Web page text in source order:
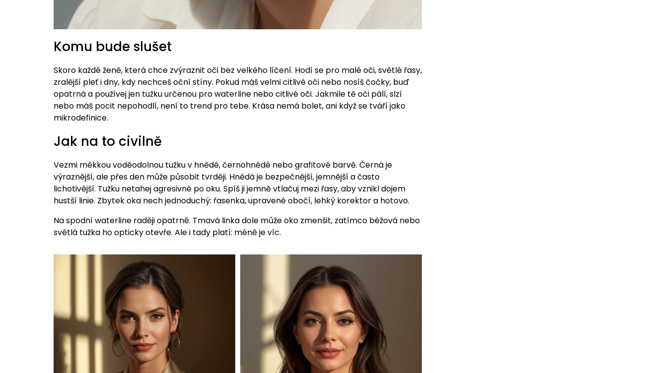
Komu bude slušet
Skoro každé ženě, která chce zvýraznit oči bez velkého líčení. Hodí se pro malé oči, světlé řasy,
zralější pleť i dny, kdy nechceš oční stíny. Pokud máš velmi citlivé oči nebo nosíš čočky, buď
opatrná a používej jen tužku určenou pro waterline nebo citlivé oči. Jakmile tě oči pálí, slzí
nebo máš pocit nepohodlí, není to trend pro tebe. Krása nemá bolet, ani když se tváří jako
mikrodefinice.
Jak na to civilně
Vezmi měkkou voděodolnou tužku v hnědé, černohnědé nebo grafitové barvě. Černá je
výraznější, ale přes den může působit tvrději. Hnědá je bezpečnější, jemnější a často
lichotivější. Tužku netahej agresivně po oku. Spíš ji jemně vtlačuj mezi řasy, aby vznikl dojem
hustší linie. Zbytek oka nech jednoduchý: řasenka, upravené obočí, lehký korektor a hotovo.
Na spodní waterline raději opatrně. Tmavá linka dole může oko zmenšit, zatímco béžová nebo
světlá tužka ho opticky otevře. Ale i tady platí: méně je víc.